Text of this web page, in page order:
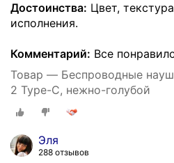
Достоинства: Цвет,
исполнения.
Комментарий: Все
Товар — Беспроводные
2 Type-C, нежно-голубой
Эля
288 отзывов